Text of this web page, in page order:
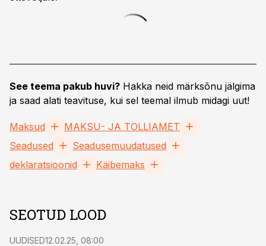
See teema pakub huvi? Hakka neid märksõnu jälgima
ja saad alati teavituse, kui sel teemal ilmub midagi uut!
Maksud
MAKSU- JA TOLLIAMET
Seadused
Seadusemuudatused
deklaratsioonid
Käibemaks
SEOTUD LOOD
UUDISED12.02.25, 08:00